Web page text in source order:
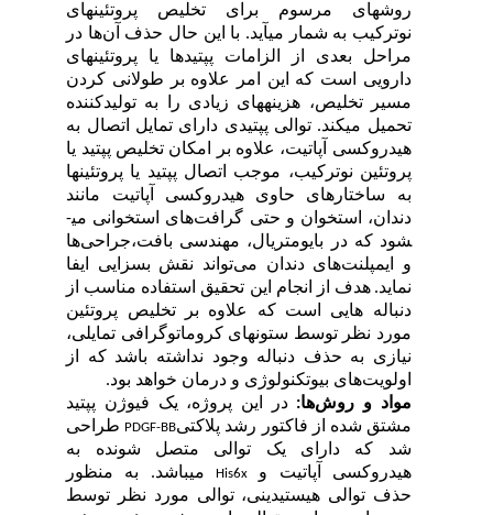
مرسوم برای تخلیص پروتئین­های
به شمار می­آید. با این حال حذف آن‌ها در
بعدی از الزامات پپتید­ها یا پروتئین­های
است که این امر علاوه بر طولانی کردن
تخلیص، هزینه­های زیادی را به تولیدکننده
می­کند. توالی پپتیدی دارای تمایل اتصال به
آپاتیت، علاوه بر امکان تخلیص پپتید یا
نوترکیب، موجب اتصال پپتید یا پروتئین­ها
حاوی هیدروکسی آپاتیت مانند
استخوان و حتی گرافت­‌های استخوانی می­
که در بایومتریال، مهندسی بافت،جراحی‌ها
دندان می‌تواند نقش بسزایی ایفا
هدف از انجام این تحقیق استفاده مناسب از
هایی است که علاوه بر تخلیص پروتئین
نظر توسط ستون­های کروماتوگرافی تمایلی،
به حذف دنباله وجود نداشته باشد که از
بیوتکنولوژی و درمان خواهد بود.
و روش‌ها:در این پروژه، یک فیوژن پپتید
شده از فاکتور رشد پلاکتیPDGF-BBطراحی
که دارای یک توالی متصل شونده به
آپاتیت وHis6x می­باشد. به منظور
توالی هیستیدینی، توالی مورد نظر توسط